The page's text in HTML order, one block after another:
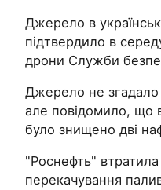
Джерело в
підтвердило в
дрони Служби
Джерело не
але повідомило, що
було знищено дві
"Роснефть" втратила
перекачування